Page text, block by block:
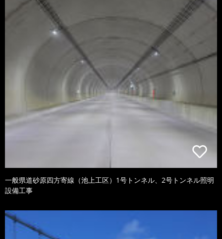
一般県道砂原四方寄線（池上工区）1号トンネル、2号トンネル照明
設備工事